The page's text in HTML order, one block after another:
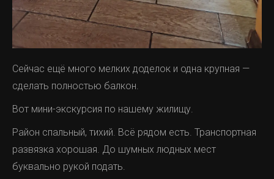
Сейчас ещё много мелких доделок и одна крупная —
сделать полностью балкон.
Вот мини-экскурсия по нашему жилищу.
Район спальный, тихий. Всё рядом есть. Транспортная
развязка хорошая. До шумных людных мест
буквально рукой подать.